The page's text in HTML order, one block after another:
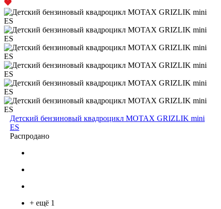
Детский бензиновый квадроцикл MOTAX GRIZLIK mini
ES
Распродано
+ ещё 1